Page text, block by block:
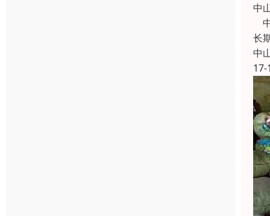
中
长
中
17-